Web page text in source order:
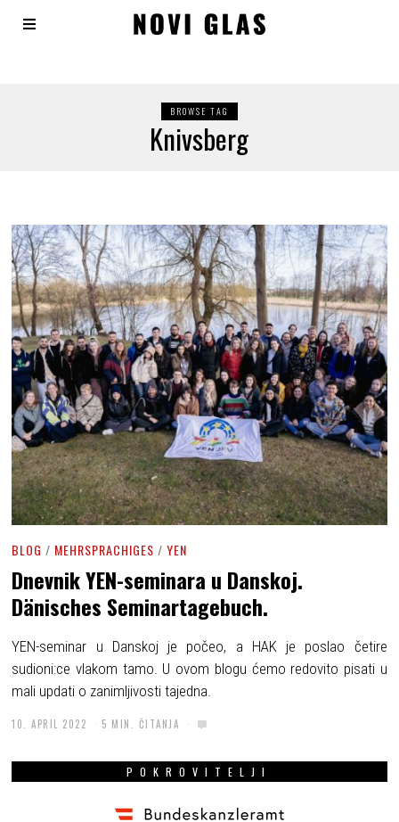
BROWSE TAG
Knivsberg
BLOG / MEHRSPRACHIGES / YEN
Dnevnik YEN-seminara u Danskoj.
Dänisches Seminartagebuch.
YEN-seminar u Danskoj je počeo, a HAK je poslao četire
sudioni:ce vlakom tamo. U ovom blogu ćemo redovito pisati u
mali updati o zanimljivosti tajedna.
10. APRIL 2022 5 MIN. ČITANJA
POKROVITELJI